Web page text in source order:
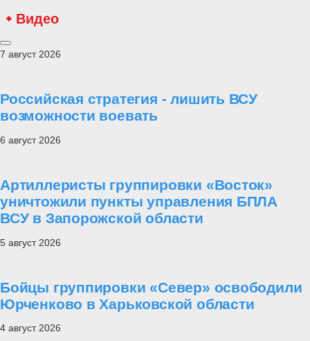
Видео
7 август 2026
Российская стратегия - лишить ВСУ
возможности воевать
6 август 2026
Артиллеристы группировки «Восток»
уничтожили пункты управления БПЛА
ВСУ в Запорожской области
5 август 2026
Бойцы группировки «Север» освободили
Юрченково в Харьковской области
4 август 2026